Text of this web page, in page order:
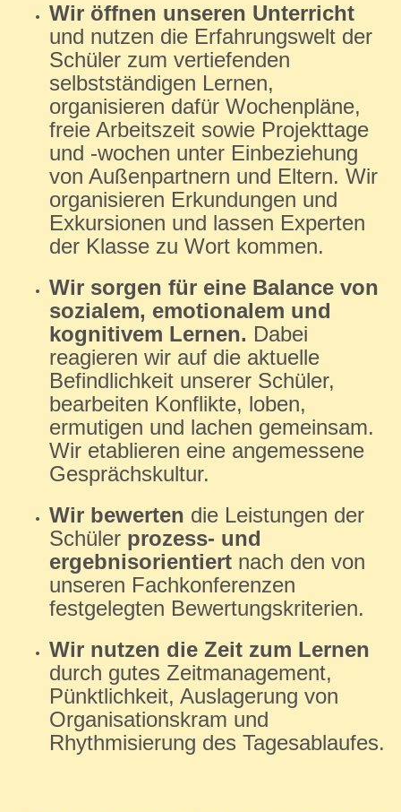
Wir öffnen unseren Unterricht
und nutzen die Erfahrungswelt der
Schüler zum vertiefenden
selbstständigen Lernen,
organisieren dafür Wochenpläne,
freie Arbeitszeit sowie Projekttage
und -wochen unter Einbeziehung
von Außenpartnern und Eltern. Wir
organisieren Erkundungen und
Exkursionen und lassen Experten
der Klasse zu Wort kommen.
Wir sorgen für eine Balance von
sozialem, emotionalem und
kognitivem Lernen. Dabei
reagieren wir auf die aktuelle
Befindlichkeit unserer Schüler,
bearbeiten Konflikte, loben,
ermutigen und lachen gemeinsam.
Wir etablieren eine angemessene
Gesprächskultur.
Wir bewerten die Leistungen der
Schüler prozess- und
ergebnisorientiert nach den von
unseren Fachkonferenzen
festgelegten Bewertungskriterien.
Wir nutzen die Zeit zum Lernen
durch gutes Zeitmanagement,
Pünktlichkeit, Auslagerung von
Organisationskram und
Rhythmisierung des Tagesablaufes.